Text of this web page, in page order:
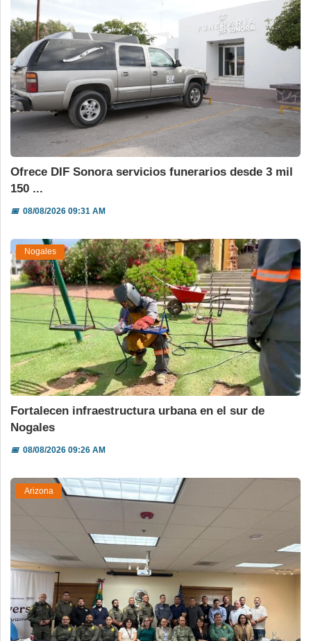
Ofrece DIF Sonora servicios funerarios desde 3 mil
150 ...
📅08/08/2026 09:31 AM
Nogales
Fortalecen infraestructura urbana en el sur de
Nogales
📅08/08/2026 09:26 AM
Arizona